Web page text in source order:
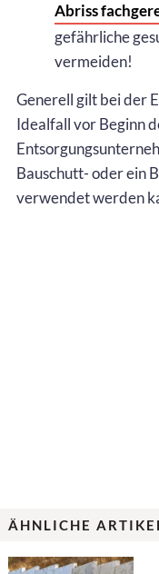
Abriss
gefährliche
vermeiden!
Generell gilt bei der
Idealfall vor Beginn
Bauschutt- oder ein
verwendet werden
ÄHNLICHE